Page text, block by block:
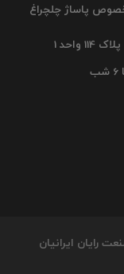
پاساژ چلچراغ
رایان ایرانیان